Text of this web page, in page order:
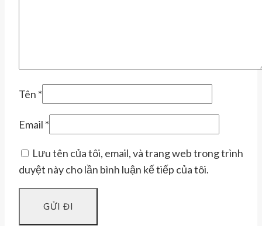
Tên *
Email *
Lưu tên của tôi, email, và trang web trong trình
duyệt này cho lần bình luận kế tiếp của tôi.